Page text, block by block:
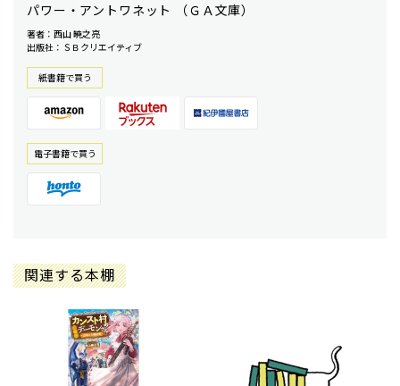
パワー・アントワネット （ＧＡ文庫）
著者：西山 暁之亮
出版社：ＳＢクリエイティブ
紙書籍で買う
電⼦書籍で買う
関連する本棚